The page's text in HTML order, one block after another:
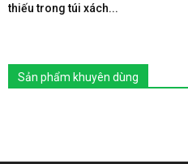
thiếu trong túi xách...
Sản phẩm khuyên dùng